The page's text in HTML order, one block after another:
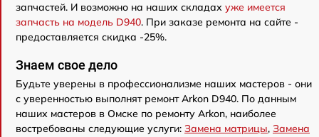
запчастей. И возможно на наших складах уже имеется
запчасть на модель D940. При заказе ремонта на сайте -
предоставляется скидка -25%.
Знаем свое дело
Будьте уверены в профессионализме наших мастеров - они
с уверенностью выполнят ремонт Arkon D940. По данным
наших мастеров в Омске по ремонту Arkon, наиболее
востребованы следующие услуги: Замена матрицы, Замена